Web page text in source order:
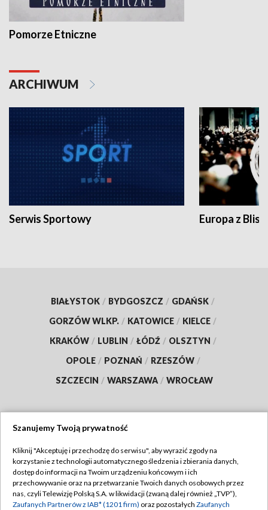
Pomorze Etniczne
ARCHIWUM
Serwis Sportowy Europa z
BIAŁYSTOK / BYDGOSZCZ / GDAŃSK /
GORZÓW WLKP. / KATOWICE / KIELCE /
KRAKÓW / LUBLIN / ŁÓDŹ / OLSZTYN /
OPOLE / POZNAŃ / RZESZÓW /
SZCZECIN / WARSZAWA / WROCŁAW
TVP
Abonament TVP
Emisja w TVP
Regulamin TVP
Polityka prywatności
Szanujemy Twoją prywatność
Kliknij "Akceptuję i przechodzę do serwisu", aby wyrazić zgody na
korzystanie z technologii automatycznego śledzenia i zbierania danych,
dostęp do informacji na Twoim urządzeniu końcowym i ich
przechowywanie oraz na przetwarzanie Twoich danych osobowych przez
nas, czyli Telewizję Polską S.A. w likwidacji (zwaną dalej również „TVP”),
Zaufanych Partnerów z IAB* (1201 firm) oraz pozostałych Zaufanych